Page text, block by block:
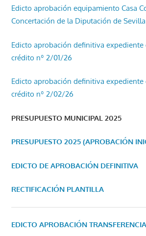
Edicto aprobación equipamiento Casa
Concertación de la Diputación de Sevilla
Edicto aprobación definitiva expediente
crédito nº 2/01/26
Edicto aprobación definitiva expediente
crédito nº 2/02/26
PRESUPUESTO MUNICIPAL 2025
PRESUPUESTO 2025 (APROBACIÓN
EDICTO DE APROBACIÓN DEFINITIVA
RECTIFICACIÓN PLANTILLA
EDICTO APROBACIÓN